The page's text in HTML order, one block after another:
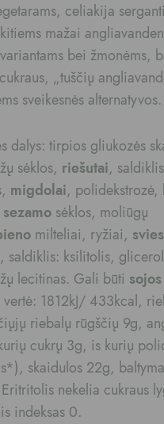
celiakija
mažai
bei žmonėms,
„tuščių
sveikesnės alternatyvos.
dalys: tirpios gliukozės
sėklos, riešutai,
migdolai, polidekstrozė,
sezamo sėklos, moliūgų
milteliai, ryžiai,
saldiklis: ksilitolis,
lecitinas. Gali būti sojos
vertė: 1812kJ/ 433kcal,
riebalų rūgščių 9g,
cukrų 3g, is kurių
skaidulos 22g,
nekelia cukraus
indeksas 0.